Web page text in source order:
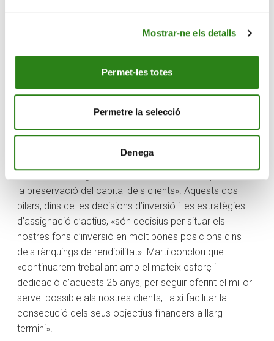
Mostrar-ne els detalls
Permet-les totes
Permetre la selecció
Denega
disposa de les certificacions de referència que
asseguren el desenvolupament d’unes bones
la qualitat, Global Investment Performance Standards
(GIPS) de presentació de resultats d’inversió i
Alternative Investment Management Association
Sergi Martí destaca de la trajectòria de Crèdit Andorrà
i la gran capacitat de gestió
la preservació del capital dels clients». Aquests dos
pilars, dins de les decisions d’inversió i les estratègies
d’assignació d’actius, «són decisius per situar els
nostres fons d’inversió en molt bones posicions dins
dels rànquings de rendibilitat». Martí conclou que
«continuarem treballant amb el mateix esforç i
dedicació d’aquests 25 anys, per seguir oferint el millor
servei possible als nostres clients, i així facilitar la
consecució dels seus objectius financers a llarg
termini».